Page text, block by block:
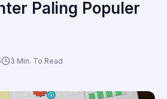
Paling Populer
3 Min. To Read